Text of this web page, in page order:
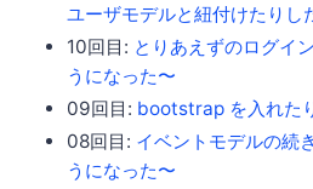
ユーザモデルと紐付けたりし
10回目: とりあえずのログイ
うになった〜
09回目: bootstrap を入れた
08回目: イベントモデルの続
うになった〜